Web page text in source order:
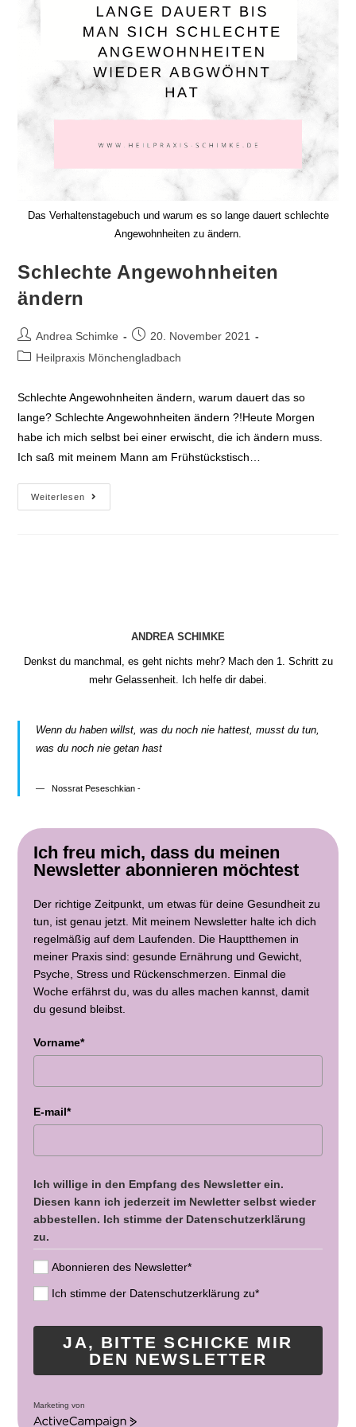
Das Verhaltenstagebuch und warum es so lange dauert schlechte
Angewohnheiten zu ändern.
Schlechte Angewohnheiten
ändern
Beitrags-
Autor:
Andrea Schimke
Beitrag
veröffentlicht:
20. November 2021
Beitrags-
Heilpraxis Mönchengladbach
Schlechte Angewohnheiten ändern, warum dauert das so
lange? Schlechte Angewohnheiten ändern ?!Heute Morgen
habe ich mich selbst bei einer erwischt, die ich ändern muss.
Ich saß mit meinem Mann am Frühstückstisch…
Weiterlesen
Angewohnheiten
ANDREA SCHIMKE
Denkst du manchmal, es geht nichts mehr? Mach den 1. Schritt zu
mehr Gelassenheit. Ich helfe dir dabei.
Wenn du haben willst, was du noch nie hattest, musst du tun,
was du noch nie getan hast
Nossrat Peseschkian -
Ich freu mich, dass du meinen
Newsletter abonnieren möchtest
Der richtige Zeitpunkt, um etwas für deine Gesundheit zu
tun, ist genau jetzt. Mit meinem Newsletter halte ich dich
regelmäßig auf dem Laufenden. Die Hauptthemen in
meiner Praxis sind: gesunde Ernährung und Gewicht,
Psyche, Stress und Rückenschmerzen. Einmal die
Woche erfährst du, was du alles machen kannst, damit
du gesund bleibst.
Vorname*
E-mail*
Ich willige in den Empfang des Newsletter ein.
Diesen kann ich jederzeit im Newletter selbst wieder
abbestellen. Ich stimme der Datenschutzerklärung
zu.
Abonnieren des Newsletter*
Ich stimme der Datenschutzerklärung zu*
JA, BITTE SCHICKE MIR
DEN NEWSLETTER
Marketing von
A